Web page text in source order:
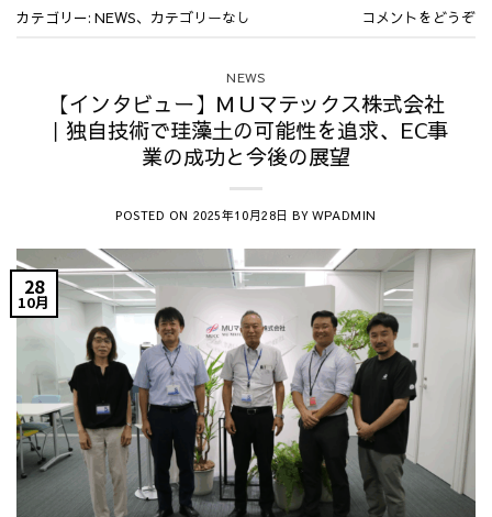
カテゴリー: NEWS、 カテゴリーなし コメントをどうぞ
NEWS
【インタビュー】ＭＵマテックス株式会社
｜独自技術で珪藻土の可能性を追求、EC事
業の成功と今後の展望
POSTED ON 2025年10月28日 BYWPADMIN
28
10月